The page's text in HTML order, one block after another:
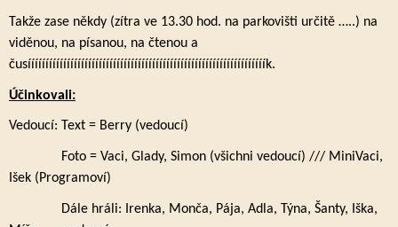
Takže zase někdy (zítra ve 13.30 hod. na parkovišti určitě …..) na
viděnou, na písanou, na čtenou a
čusííííííííííííííííííííííííííííííííííííííííííííííííííííííííííííííííííík.
Účinkovali:
Vedoucí: Text = Berry (vedoucí)
Foto = Vaci, Glady, Simon (všichni vedoucí) /// MiniVaci,
Išek (Programoví)
Dále hráli: Irenka, Monča, Pája, Adla, Týna, Šanty, Iška,